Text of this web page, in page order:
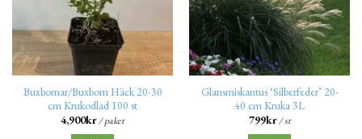
Buxbomar/Buxbom Häck 20-30
cm Krukodlad 100 st
4,900kr/ paket
Glansmiskantus ‘Silberfeder’ 20-
40 cm Kruka 3L
799kr/ st